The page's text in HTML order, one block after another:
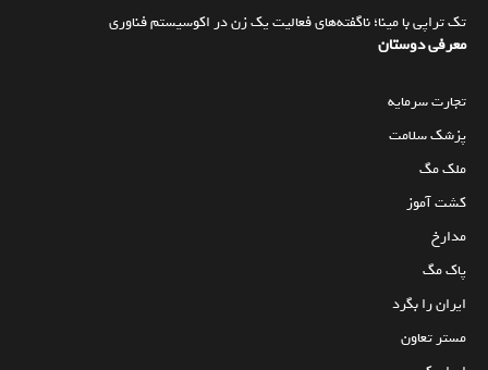
تک تراپی با مینا؛ ناگفته‌های فعالیت یک زن در اکوسیستم فناوری
معرفی دوستان
تجارت سرمایه
پزشک سلامت
ملک مگ
کشت آموز
مدارخ
پاک مگ
ایران را بگرد
مستر تعاون